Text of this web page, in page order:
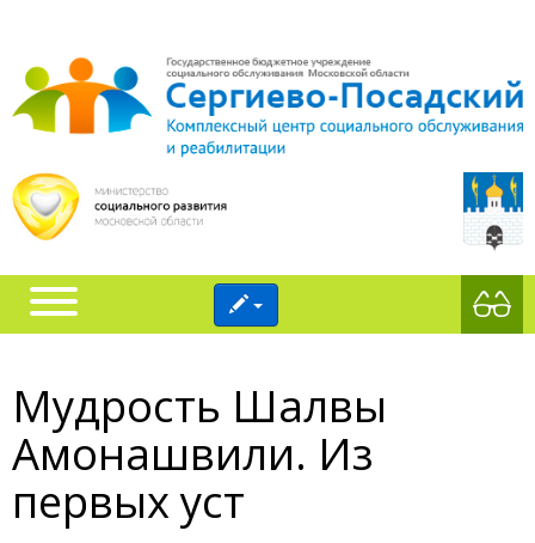
Мудрость Шалвы
Амонашвили. Из
первых уст